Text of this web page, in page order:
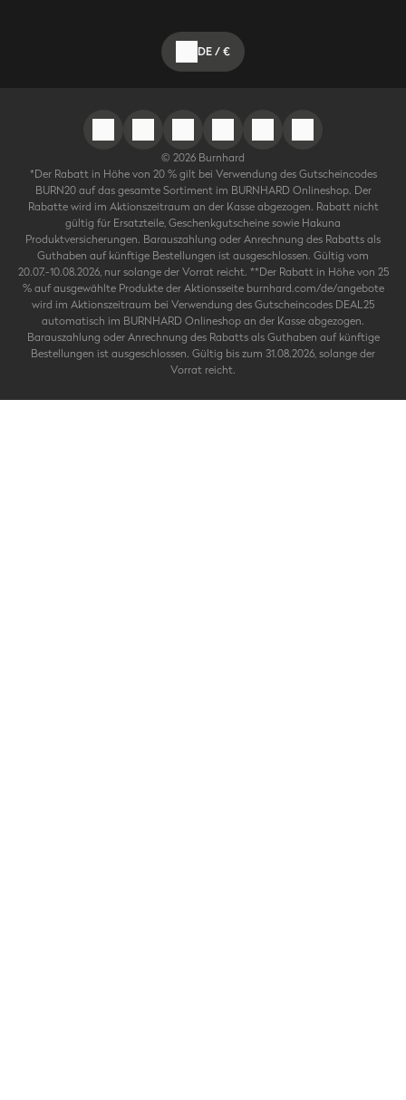
DE/€
© 2026 Burnhard
*Der Rabatt in Höhe von 20 % gilt bei Verwendung des Gutscheincodes
BURN20 auf das gesamte Sortiment im BURNHARD Onlineshop. Der
Rabatte wird im Aktionszeitraum an der Kasse abgezogen. Rabatt nicht
gültig für Ersatzteile, Geschenkgutscheine sowie Hakuna
Produktversicherungen. Barauszahlung oder Anrechnung des Rabatts als
Guthaben auf künftige Bestellungen ist ausgeschlossen. Gültig vom
20.07.-10.08.2026, nur solange der Vorrat reicht. **Der Rabatt in Höhe von 25
% auf ausgewählte Produkte der Aktionsseite burnhard.com/de/angebote
wird im Aktionszeitraum bei Verwendung des Gutscheincodes DEAL25
automatisch im BURNHARD Onlineshop an der Kasse abgezogen.
Barauszahlung oder Anrechnung des Rabatts als Guthaben auf künftige
Bestellungen ist ausgeschlossen. Gültig bis zum 31.08.2026, solange der
Vorrat reicht.